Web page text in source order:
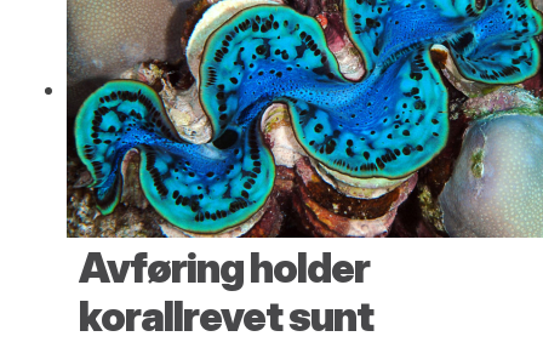
Avføring holder
korallrevet sunt